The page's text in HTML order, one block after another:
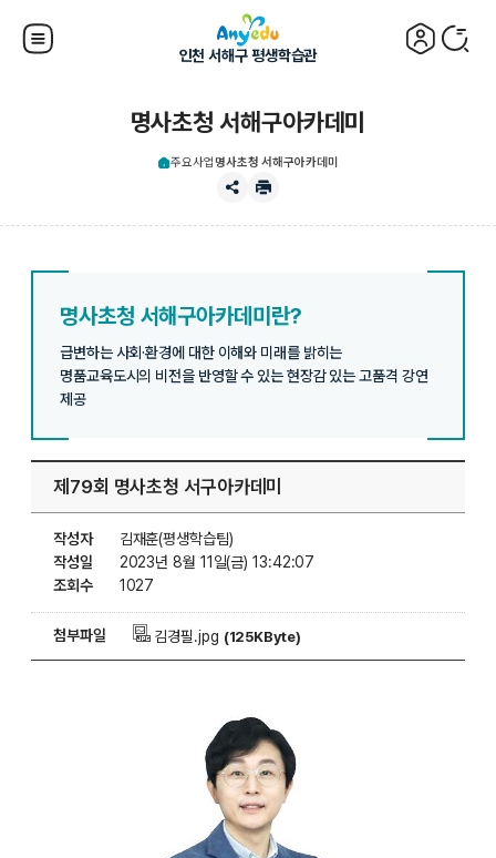
인천 서해구 평생학습관
명사초청 서해구아카데미
주요사업명사초청 서해구아카데미
명사초청 서해구아카데미란?
급변하는 사회·환경에 대한 이해와 미래를 밝히는
명품교육도시의 비전을 반영할 수 있는 현장감 있는 고품격 강연
제공
제79회 명사초청 서구아카데미
작성자
김재훈(평생학습팀)
작성일
2023년 8월 11일(금) 13:42:07
조회수
1027
첨부파일 김경필.jpg (125KByte)